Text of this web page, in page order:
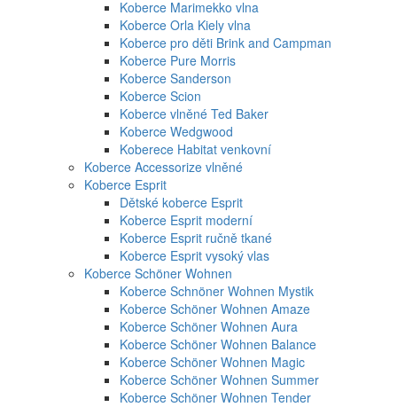
Koberce Marimekko vlna
Koberce Orla Kiely vlna
Koberce pro děti Brink and Campman
Koberce Pure Morris
Koberce Sanderson
Koberce Scion
Koberce vlněné Ted Baker
Koberce Wedgwood
Koberece Habitat venkovní
Koberce Accessorize vlněné
Koberce Esprit
Dětské koberce Esprit
Koberce Esprit moderní
Koberce Esprit ručně tkané
Koberce Esprit vysoký vlas
Koberce Schöner Wohnen
Koberce Schnöner Wohnen Mystik
Koberce Schöner Wohnen Amaze
Koberce Schöner Wohnen Aura
Koberce Schöner Wohnen Balance
Koberce Schöner Wohnen Magic
Koberce Schöner Wohnen Summer
Koberce Schöner Wohnen Tender